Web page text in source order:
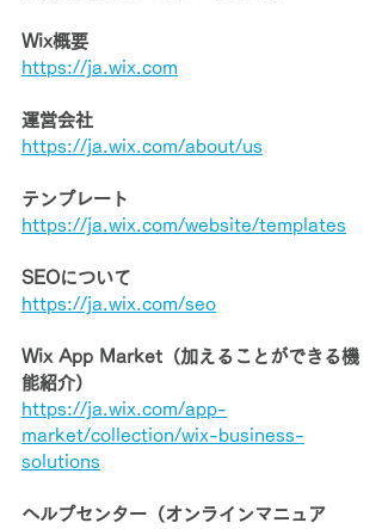
Wix概要
https://ja.wix.com
運営会社
https://ja.wix.com/about/us
テンプレート
https://ja.wix.com/website/templates
SEOについて
https://ja.wix.com/seo
Wix App Market（加えることができる機
能紹介）
https://ja.wix.com/app-
market/collection/wix-business-
solutions
ヘルプセンター（オンラインマニュア